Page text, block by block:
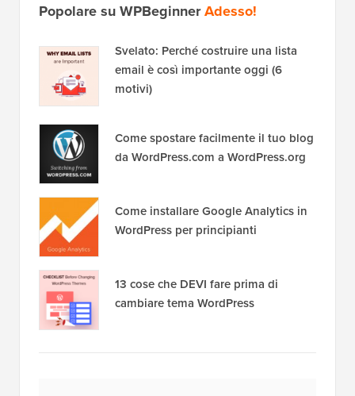
Popolare su WPBeginnerAdesso!
Svelato: Perché costruire una lista
email è così importante oggi (6
motivi)
Come spostare facilmente il tuo blog
da WordPress.com a WordPress.org
Come installare Google Analytics in
WordPress per principianti
13 cose che DEVI fare prima di
cambiare tema WordPress